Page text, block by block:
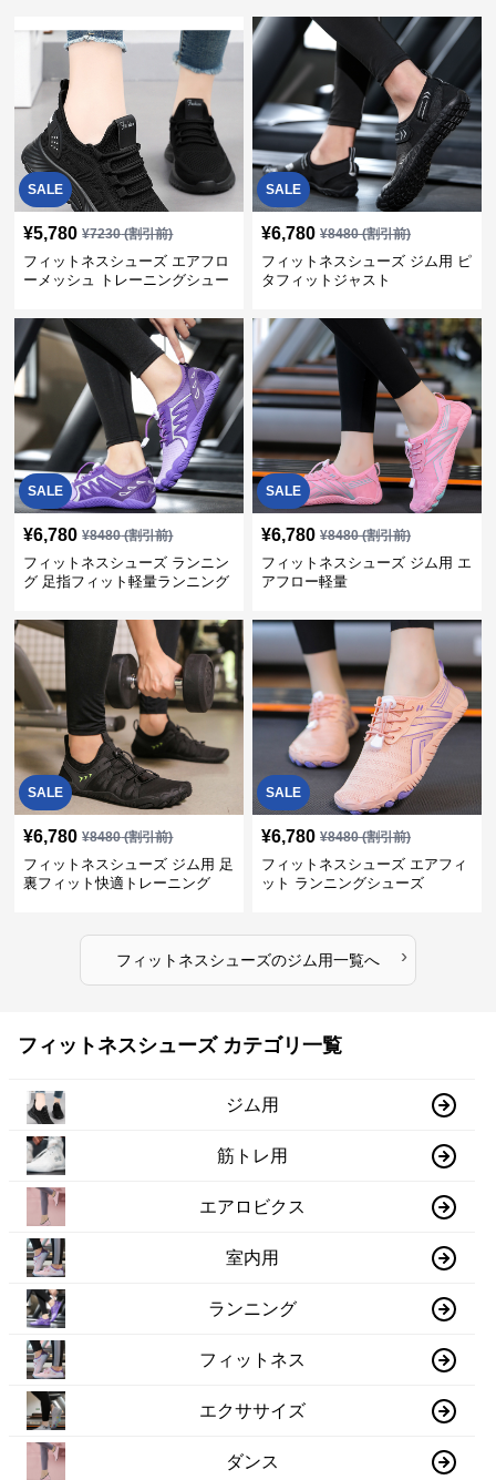
SALE
¥5,780 ¥7230(割引前)
フィットネスシューズ エアフロ
ーメッシュ トレーニングシュー
SALE
¥6,780 ¥8480(割引前)
フィットネスシューズ ジム用 ピ
タフィットジャスト
SALE
¥6,780 ¥8480(割引前)
フィットネスシューズ ランニン
グ 足指フィット軽量ランニング
SALE
¥6,780 ¥8480(割引前)
フィットネスシューズ ジム用 エ
アフロー軽量
SALE
¥6,780 ¥8480(割引前)
フィットネスシューズ ジム用 足
裏フィット快適トレーニング
SALE
¥6,780 ¥8480(割引前)
フィットネスシューズ エアフィ
ット ランニングシューズ
フィットネスシューズのジム用一覧へ ›
フィットネスシューズ カテゴリ一覧
ジム用
筋トレ用
エアロビクス
室内用
ランニング
フィットネス
エクササイズ
ダンス